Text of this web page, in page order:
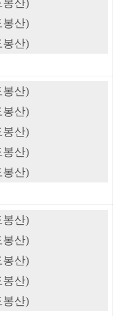
봉산)
봉산)
봉산)
봉산)
봉산)
봉산)
봉산)
봉산)
봉산)
봉산)
봉산)
봉산)
봉산)